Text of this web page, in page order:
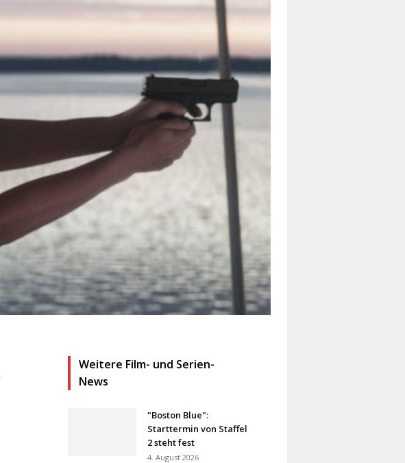
Weitere Film- und Serien-
News
"Boston Blue":
Starttermin von Staffel
2 steht fest
4. August 2026